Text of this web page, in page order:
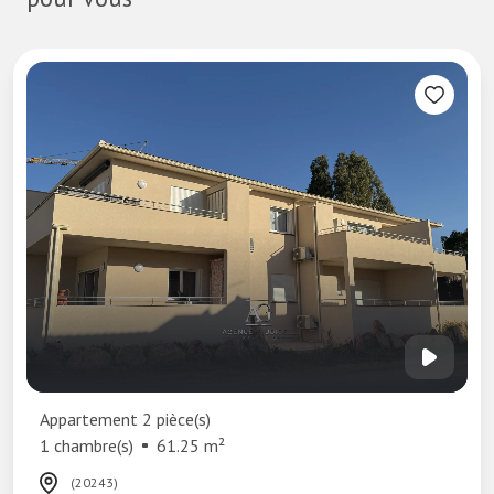
Appartement 2 pièce(s)
1 chambre(s)
61.25 m²
(20243)